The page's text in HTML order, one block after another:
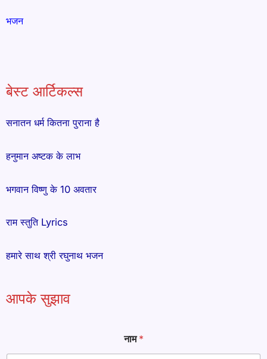
भजन
बेस्ट आर्टिकल्स
सनातन धर्म कितना पुराना है
हनुमान अष्टक के लाभ
भगवान विष्णु के 10 अवतार
राम स्तुति Lyrics
हमारे साथ श्री रघुनाथ भजन
आपके सुझाव
e
x
नाम*